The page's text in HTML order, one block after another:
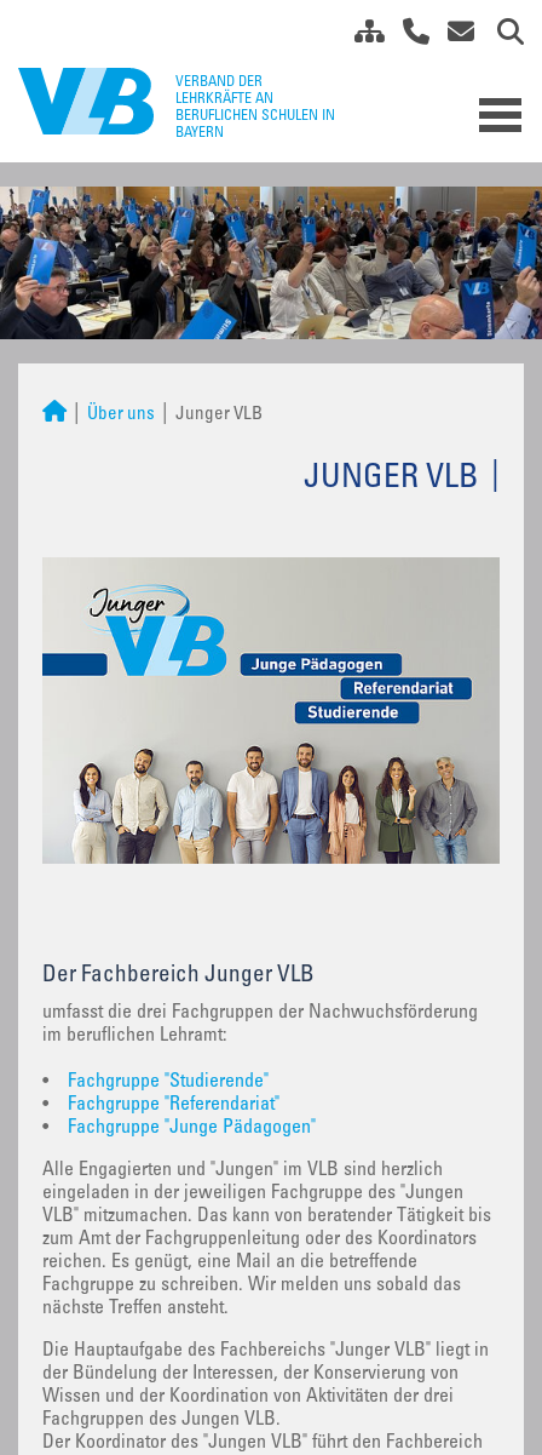
Über uns Junger VLB
JUNGER VLB
Der Fachbereich Junger VLB
umfasst die drei Fachgruppen der Nachwuchsförderung
im beruflichen Lehramt:
• Fachgruppe "Studierende"
• Fachgruppe "Referendariat"
• Fachgruppe "Junge Pädagogen"
Alle Engagierten und "Jungen" im VLB sind herzlich
eingeladen in der jeweiligen Fachgruppe des "Jungen
VLB" mitzumachen. Das kann von beratender Tätigkeit bis
zum Amt der Fachgruppenleitung oder des Koordinators
reichen. Es genügt, eine Mail an die betreffende
Fachgruppe zu schreiben. Wir melden uns sobald das
nächste Treffen ansteht.
Die Hauptaufgabe des Fachbereichs "Junger VLB" liegt in
der Bündelung der Interessen, der Konservierung von
Wissen und der Koordination von Aktivitäten der drei
Fachgruppen des Jungen VLB.
Der Koordinator des "Jungen VLB" führt den Fachbereich